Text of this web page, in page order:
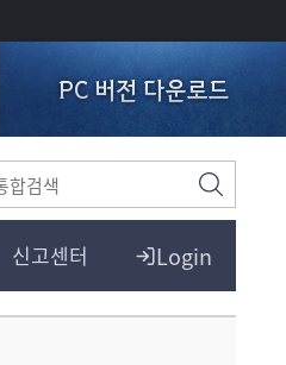
PC 버전 다운로드
검
색
Login
신고센터